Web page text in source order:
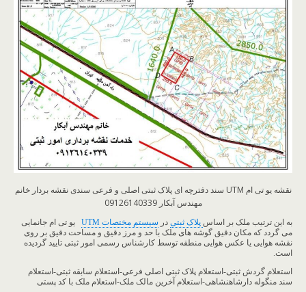
نقشه یو تی ام UTM سند دفترچه ای پلاک ثبتی اصلی و فرعی سندی نقشه بردار خانم
مهندس آبکار 09126140339
به این ترتیب ملک بر اساس پلاک ثبتی در سیستم مختصات UTM
یو تی ام جانمایی
می گردد که مکان دقیق گوشه های ملک با حد و مرز دقیق و مساحت دقیق بر روی
نقشه هوایی یا عکس هوایی منطقه توسط کارشناس رسمی امور ثبتی تایید گردیده
است.
استعلام گردش ثبتی-استعلام پلاک ثبتی اصلی فرعی-استعلام سابقه ثبتی-استعلام
سند منگوله دارشاهنشاهی-استعلام آخرین مالک ملک-استعلام ملک با کد پستی